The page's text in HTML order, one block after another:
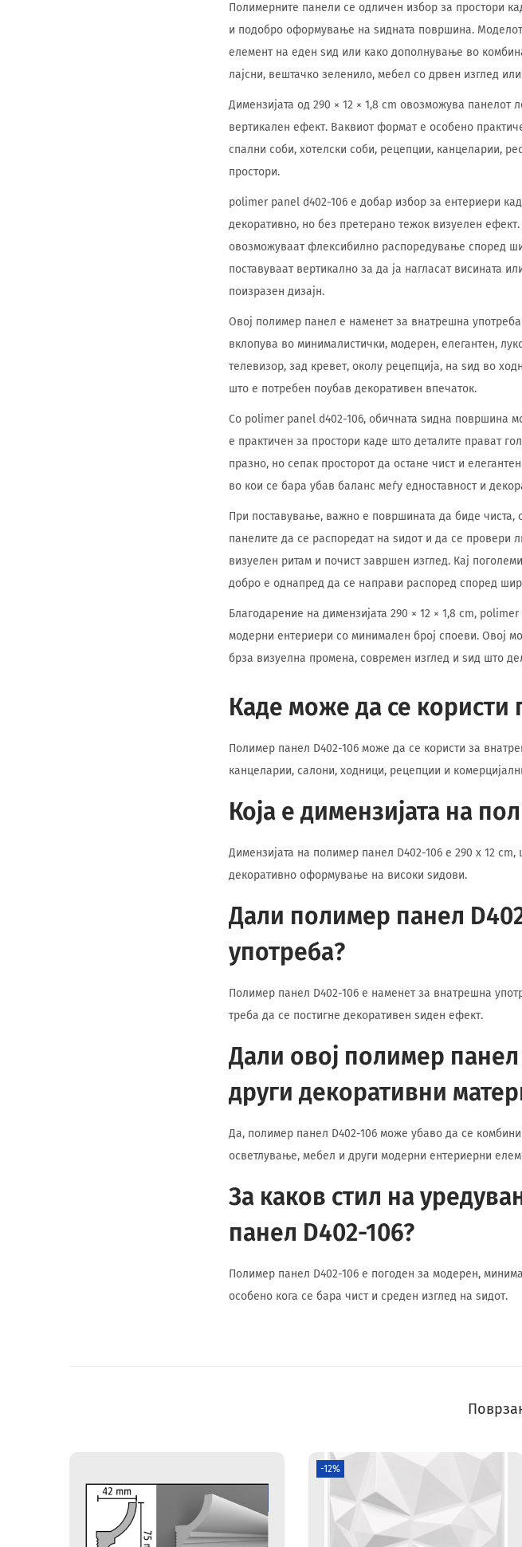
Полимерните панели се одличен избор за простори
и подобро оформување на ѕидната површина.
елемент на еден ѕид или како дополнување во
лајсни, вештачко зеленило, мебел со дрвен изглед
Димензијата од 290 × 12 × 1,8 cm овозможува
вертикален ефект. Ваквиот формат е особено
спални соби, хотелски соби, рецепции, канцеларии,
простори.
polimer panel d402-106 е добар избор за ентериери
декоративно, но без претерано тежок визуелен
овозможуваат флексибилно распоредување според
поставуваат вертикално за да ја нагласат висината
поизразен дизајн.
Овој полимер панел е наменет за внатрешна
вклопува во минималистички, модерен, елегантен,
телевизор, зад кревет, околу рецепција, на ѕид во
што е потребен поубав декоративен впечаток.
Со polimer panel d402-106, обичната ѕидна површина
е практичен за простори каде што деталите прават
празно, но сепак просторот да остане чист и
во кои се бара убав баланс меѓу едноставност и
При поставување, важно е површината да биде
панелите да се распоредат на ѕидот и да се провери
визуелен ритам и почист завршен изглед. Кај
добро е однапред да се направи распоред според
Благодарение на димензијата 290 × 12 × 1,8 cm,
модерни ентериери со минимален број споеви. Овој
брза визуелна промена, современ изглед и ѕид што
Каде може да се користи
Полимер панел D402-106 може да се користи за
канцеларии, салони, ходници, рецепции и
Која е димензијата на
Димензијата на полимер панел D402-106 е 290 x 12
декоративно оформување на високи ѕидови.
Дали полимер панел
употреба?
Полимер панел D402-106 е наменет за внатрешна
треба да се постигне декоративен ѕиден ефект.
Дали овој полимер
други декоративни
Да, полимер панел D402-106 може убаво да се
осветлување, мебел и други модерни ентериерни
За каков стил на
панел D402-106?
Полимер панел D402-106 е погоден за модерен,
особено кога се бара чист и среден изглед на ѕидот.
-12%